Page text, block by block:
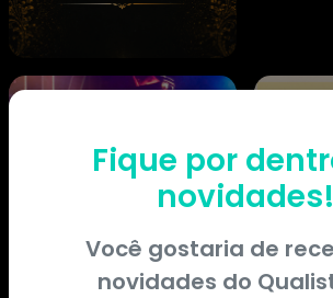
Fique por
novidades!
Você gostaria de
novidades do